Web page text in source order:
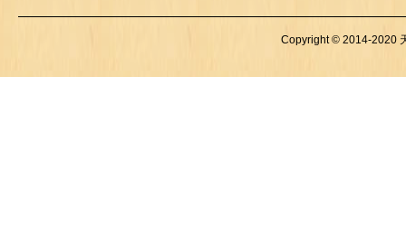
Copyright © 2014-2020